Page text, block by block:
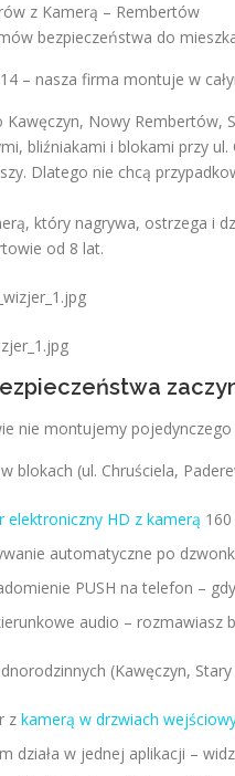
z Kamerą – Rembertów
bezpieczeństwa do
– nasza firma montuje w
Kawęczyn, Nowy Rembertów,
bliźniakami i blokami przy
Dlatego nie chcą
który nagrywa, ostrzega i
od 8 lat.
nie montujemy
blokach (ul. Chruściela,
elektroniczny HD z kamerą
automatyczne po
PUSH na telefon –
audio – rozmawiasz
(Kawęczyn,
z kamerą w drzwiach
działa w jednej aplikacji –